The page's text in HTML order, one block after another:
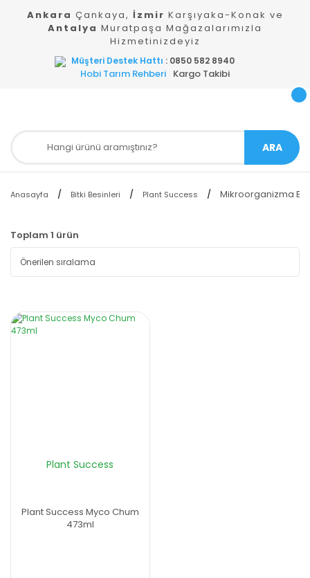
Ankara Çankaya, İzmir Karşıyaka-Konak ve
Antalya Muratpaşa Mağazalarımızla
Hizmetinizdeyiz
Müşteri Destek Hattı : 0850 582 8940
Hobi Tarım Rehberi Kargo Takibi
ARA
Anasayfa Bitki Besinleri Plant Success Mikroorganizma
Toplam 1 ürün
Plant Success
Plant Success Myco Chum
473ml